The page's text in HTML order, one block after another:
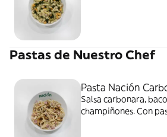
Pastas de Nuestro Chef
Pasta Nación
Salsa carbonara,
champiñones. Con